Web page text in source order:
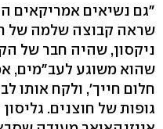
"גם נשיאים אמריקאים
שראה קבוצה שלמה של
ניקסון, שהיה חבר של
שהוא משוגע לעב"מים,
חלום חייך', ולקח אותו
גופות של חוצנים.